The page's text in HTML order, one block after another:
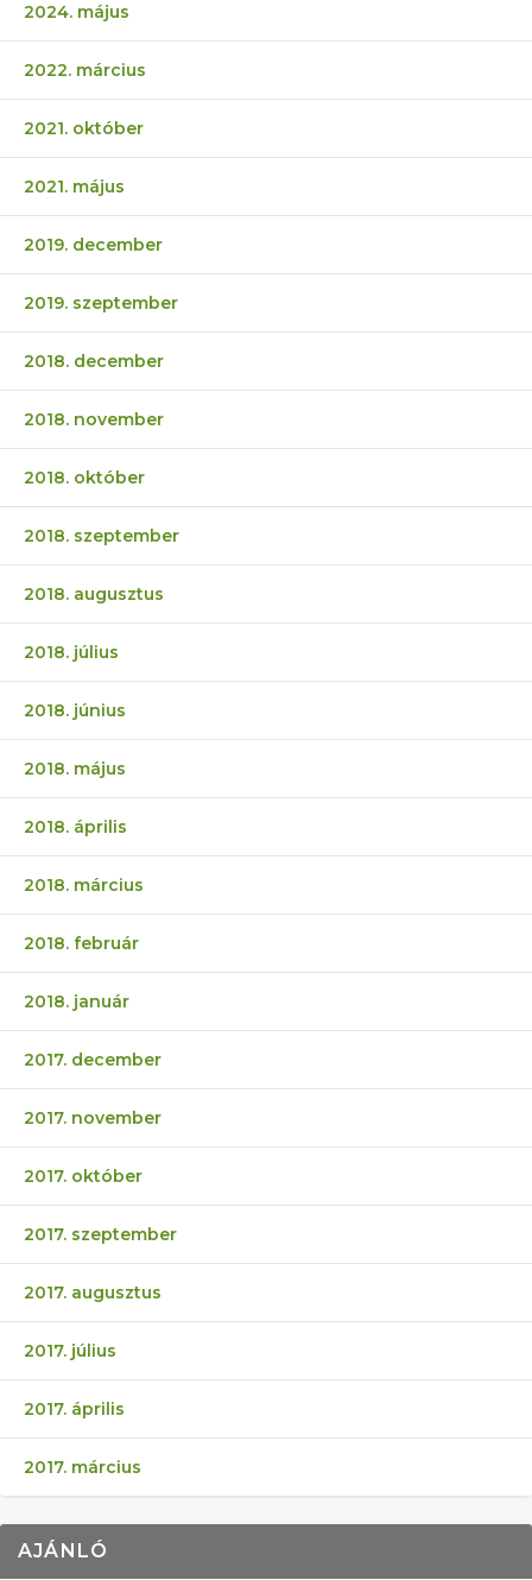
2024. május
2022. március
2021. október
2021. május
2019. december
2019. szeptember
2018. december
2018. november
2018. október
2018. szeptember
2018. augusztus
2018. július
2018. június
2018. május
2018. április
2018. március
2018. február
2018. január
2017. december
2017. november
2017. október
2017. szeptember
2017. augusztus
2017. július
2017. április
2017. március
AJÁNLÓ